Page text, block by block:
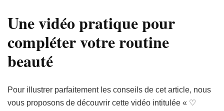
Une vidéo pratique pour
compléter votre routine
beauté
Pour illustrer parfaitement les conseils de cet article, nous
vous proposons de découvrir cette vidéo intitulée « ♡